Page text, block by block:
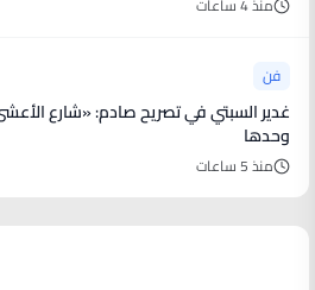
منذ 4 ساعات
فن
غدير السبتي في تصريح صادم: «شارع
وحدها
منذ 5 ساعات